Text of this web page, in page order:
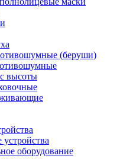
(беруши)
высоты
оборудование